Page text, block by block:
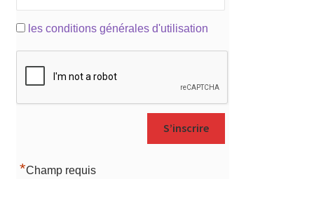
les conditions générales d'utilisation
*Champ requis